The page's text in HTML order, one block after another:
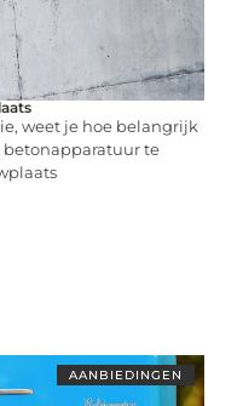
weet je hoe belangrijk
betonapparatuur te
AANBIEDINGEN